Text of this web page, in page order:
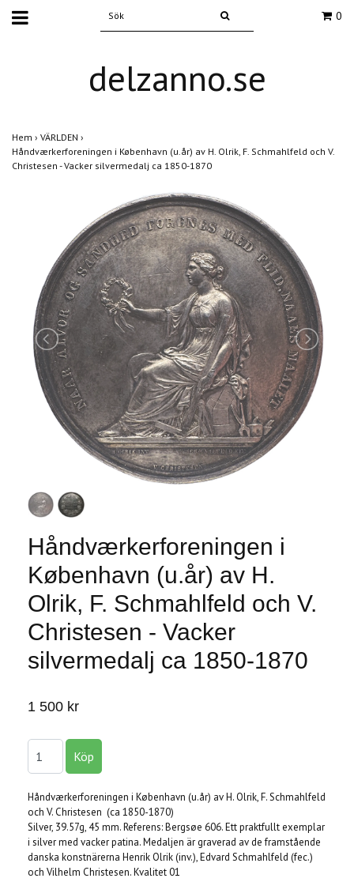
0
delzanno.se
Hem › VÄRLDEN ›
Håndværkerforeningen i København (u.år) av H. Olrik, F. Schmahlfeld och V.
Christesen - Vacker silvermedalj ca 1850-1870
Håndværkerforeningen i
København (u.år) av H.
Olrik, F. Schmahlfeld och V.
Christesen - Vacker
silvermedalj ca 1850-1870
1 500 kr
Håndværkerforeningen i København (u.år) av H. Olrik, F. Schmahlfeld
och V. Christesen (ca 1850-1870)
Silver, 39.57g, 45 mm. Referens: Bergsøe 606. Ett praktfullt exemplar
i silver med vacker patina. Medaljen är graverad av de framstående
danska konstnärerna Henrik Olrik (inv.), Edvard Schmahlfeld (fec.)
och Vilhelm Christesen. Kvalitet 01